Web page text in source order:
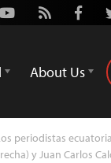
Youtube
Rss
About Us
periodistas
y Juan Carlos